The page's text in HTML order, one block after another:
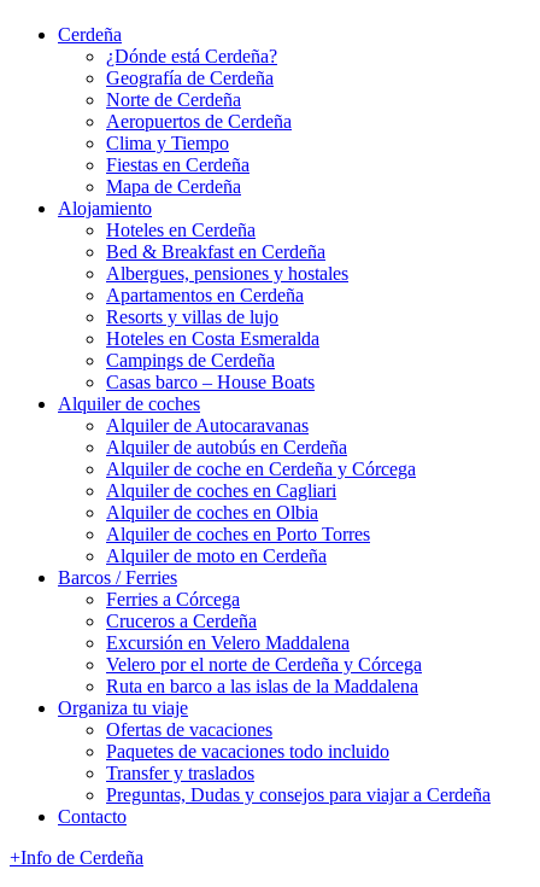
Cerdeña
¿Dónde está Cerdeña?
Geografía de Cerdeña
Norte de Cerdeña
Aeropuertos de Cerdeña
Clima y Tiempo
Fiestas en Cerdeña
Mapa de Cerdeña
Alojamiento
Hoteles en Cerdeña
Bed & Breakfast en Cerdeña
Albergues, pensiones y hostales
Apartamentos en Cerdeña
Resorts y villas de lujo
Hoteles en Costa Esmeralda
Campings de Cerdeña
Casas barco – House Boats
Alquiler de coches
Alquiler de Autocaravanas
Alquiler de autobús en Cerdeña
Alquiler de coche en Cerdeña y Córcega
Alquiler de coches en Cagliari
Alquiler de coches en Olbia
Alquiler de coches en Porto Torres
Alquiler de moto en Cerdeña
Barcos / Ferries
Ferries a Córcega
Cruceros a Cerdeña
Excursión en Velero Maddalena
Velero por el norte de Cerdeña y Córcega
Ruta en barco a las islas de la Maddalena
Organiza tu viaje
Ofertas de vacaciones
Paquetes de vacaciones todo incluido
Transfer y traslados
Preguntas, Dudas y consejos para viajar a Cerdeña
Contacto
+Info de Cerdeña